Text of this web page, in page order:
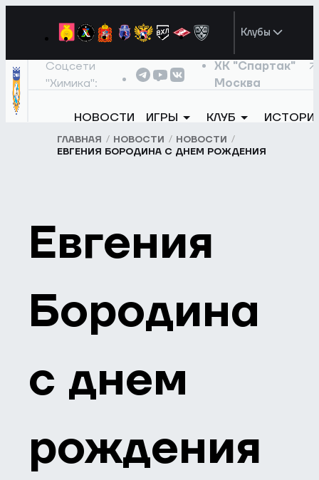
Клубы
Соцсети
"Химика":
ХК "Спартак"
Москва
НОВОСТИ ИГРЫ КЛУБ
ГЛАВНАЯ НОВОСТИ
НОВОСТИ
ЕВГЕНИЯ БОРОДИНА С ДНЕМ РОЖДЕНИЯ
Евгения
Бородина
с днем
рождения